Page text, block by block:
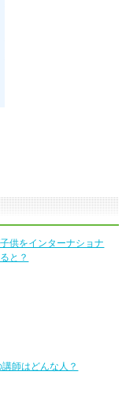
供をインターナショナ
と？
師はどんな人？